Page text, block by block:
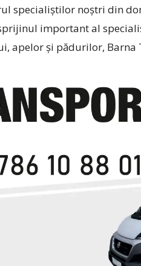
specialiștilor noștri din
important al
apelor și pădurilor, Barna